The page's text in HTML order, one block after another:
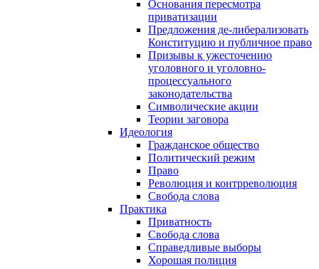
Основания пересмотра
приватизации
Предложения де-либерализовать
Конституцию и публичное право
Призывы к ужесточению
уголовного и уголовно-
процессуального
законодательства
Символические акции
Теории заговора
Идеология
Гражданское общество
Политический режим
Право
Революция и контрреволюция
Свобода слова
Практика
Приватность
Свобода слова
Справедливые выборы
Хорошая полиция